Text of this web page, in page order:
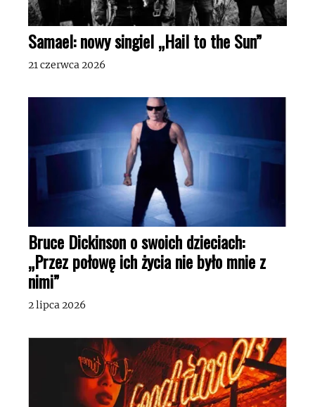
Samael: nowy singiel „Hail to the Sun”
21 czerwca 2026
Bruce Dickinson o swoich dzieciach:
„Przez połowę ich życia nie było mnie z
nimi”
2 lipca 2026